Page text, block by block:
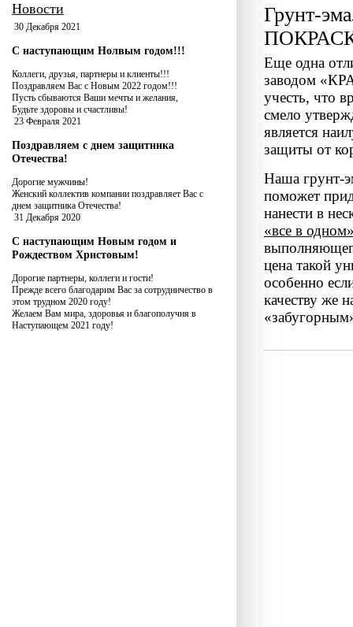
Новости
30 Декабря 2021
С наступающим Нолвым годом!!!
Коллеги, друзья, партнеры и клиенты!!!
Поздравляем Вас с Новым 2022 годом!!!
Пусть сбываются Ваши мечты и желания,
Будьте здоровы и счастливы!
23 Февраля 2021
Поздравляем с днем защитника
Отечества!
Дорогие мужчины!
Женский коллектив компании поздравляет Вас с
днем защитника Отечества!
31 Декабря 2020
С наступающим Новым годом и
Рождеством Христовым!
Дорогие партнеры, коллеги и гости!
Прежде всего благодарим Вас за сотрудничество в
этом трудном 2020 году!
Желаем Вам мира, здоровья и благополучия в
Наступающем 2021 году!
Грунт-
Еще одна
заводом
учесть, что
смело
является
защиты от
Наша грунт-
поможет
нанести в
«все в
цена такой
особенно
качеству же